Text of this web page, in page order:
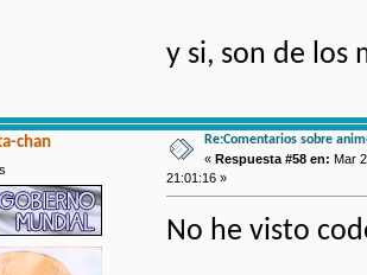
y si, son de los
chan
Re:Comentarios sobre
«Respuesta #58 en: Mar
21:01:16 »
No he visto